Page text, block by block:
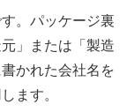
。パッケージ裏
」または「製造
かれた会社名を
ます。